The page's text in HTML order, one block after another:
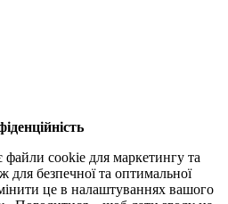
файли cookie для маркетингу та
для безпечної та оптимальної
це в налаштуваннях вашого